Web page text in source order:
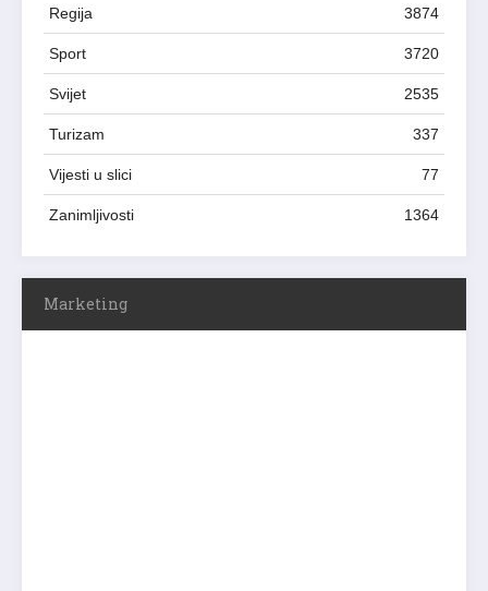
Regija 3874
Sport 3720
Svijet 2535
Turizam 337
Vijesti u slici 77
Zanimljivosti 1364
Marketing